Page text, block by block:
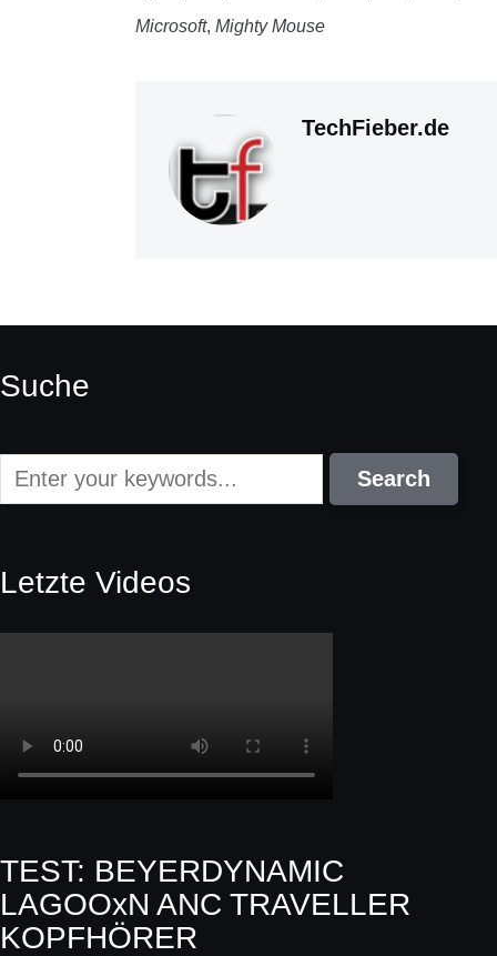
Microsoft,Mighty Mouse
TechFieber.de
Suche
Letzte Videos
TEST: BEYERDYNAMIC
LAGOOxN ANC TRAVELLER
KOPFHÖRER